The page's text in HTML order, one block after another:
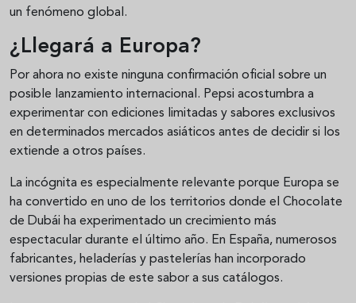
un fenómeno global.
¿Llegará a Europa?
Por ahora no existe ninguna confirmación oficial sobre un
posible lanzamiento internacional. Pepsi acostumbra a
experimentar con ediciones limitadas y sabores exclusivos
en determinados mercados asiáticos antes de decidir si los
extiende a otros países.
La incógnita es especialmente relevante porque Europa se
ha convertido en uno de los territorios donde el Chocolate
de Dubái ha experimentado un crecimiento más
espectacular durante el último año. En España, numerosos
fabricantes, heladerías y pastelerías han incorporado
versiones propias de este sabor a sus catálogos.